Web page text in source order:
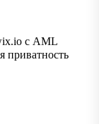
с AML
приватность